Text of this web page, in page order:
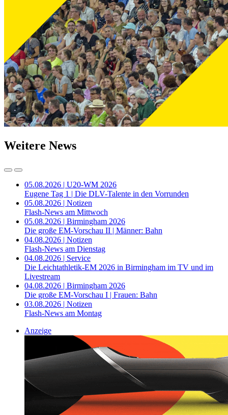
Weitere News
05.08.2026 | U20-WM 2026
Eugene Tag 1 | Die DLV-Talente in den Vorrunden
05.08.2026 | Notizen
Flash-News am Mittwoch
05.08.2026 | Birmingham 2026
Die große EM-Vorschau II | Männer: Bahn
04.08.2026 | Notizen
Flash-News am Dienstag
04.08.2026 | Service
Die Leichtathletik-EM 2026 in Birmingham im TV und im
Livestream
04.08.2026 | Birmingham 2026
Die große EM-Vorschau I | Frauen: Bahn
03.08.2026 | Notizen
Flash-News am Montag
Anzeige